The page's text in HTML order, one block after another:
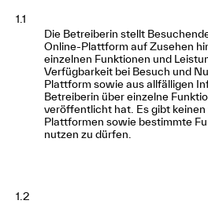
1.1
Die Betreiberin stellt
Online-Plattform auf Zusehen
einzelnen Funktionen und
Verfügbarkeit bei Besuch und
Plattform sowie aus allfälligen
Betreiberin über einzelne
veröffentlicht hat. Es gibt
Plattformen sowie bestimmte
nutzen zu dürfen.
1.2